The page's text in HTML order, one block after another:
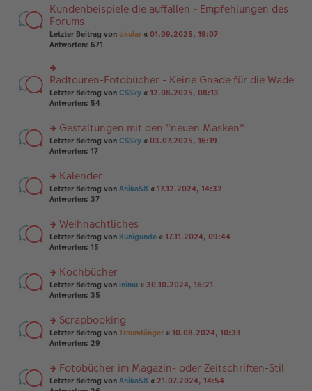
o
7
rs
te
r
u
n
el
es
e
n
ei
tr
a
Kundenbeispiele die auffallen - Empfehlungen des
Forums
Letzter Beitrag von okular « 01.09.2025, 19:07
Antworten: 671
rs
te
r
g
el
es
n
er
B
ei
a
g
Radtouren-Fotobücher - Keine Gnade für die Wade
Letzter Beitrag von CSSky « 12.08.2025, 08:13
Antworten: 54
rs
te
n
g
el
e
n
er
tr
a
g
Gestaltungen mit den "neuen Masken"
Letzter Beitrag von CSSky « 03.07.2025, 16:19
Antworten: 17
rs
te
n
g
el
e
n
er
tr
a
g
Kalender
Letzter Beitrag von Anika58 « 17.12.2024, 14:32
Antworten: 37
rs
te
n
g
el
e
n
er
tr
a
Weihnachtliches
Letzter Beitrag von Kunigunde « 17.11.2024, 09:44
Antworten: 15
rs
te
n
g
el
e
n
er
Kochbücher
Letzter Beitrag von inimu « 30.10.2024, 16:21
Antworten: 35
rs
te
n
g
Scrapbooking
Letzter Beitrag von Traumfänger « 10.08.2024, 10:33
Antworten: 29
rs
Fotobücher im Magazin- oder Zeitschriften-Stil
Letzter Beitrag von Anika58 « 21.07.2024, 14:54